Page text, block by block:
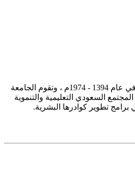
تأسست جامعة الإمام محمد بن سعود الإسلامية ممثلة في كلية الشريعة في سنة 1373هـ 1953م، وتطورت منذ ذلك الحين بصورة جذرية حتى أصبحت جامعة في عام 1394 - 1974م ، وتقوم الجامعة
السعودي التعليمية والتنموية
برامج تطوير كوادرها البشرية.